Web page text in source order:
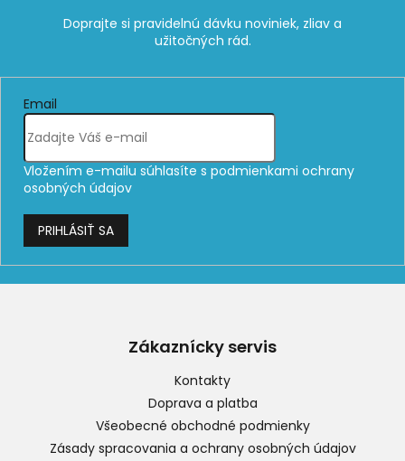
Email
Vložením e-mailu súhlasíte s podmienkami ochrany
osobných údajov
PRIHLÁSIŤ SA
Zákaznícky servis
Kontakty
Doprava a platba
Všeobecné obchodné podmienky
Zásady spracovania a ochrany osobných údajov